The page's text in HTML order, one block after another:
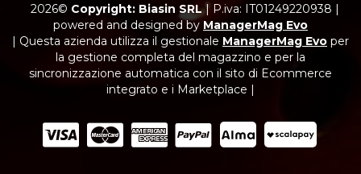
2026© Copyright: Biasin SRL| P.iva: IT01249220938 |
powered and designed by ManagerMag Evo
| Questa azienda utilizza il gestionale ManagerMag Evo per
la gestione completa del magazzino e per la
sincronizzazione automatica con il sito di Ecommerce
integrato e i Marketplace |